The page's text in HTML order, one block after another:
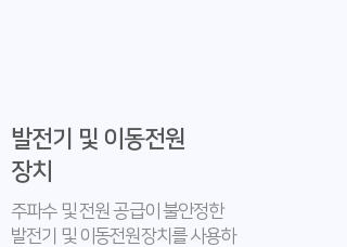
발전기 및 이동전원
장치
주파수 및 전원 공급이 불안정한
발전기 및 이동전원장치를 사용하